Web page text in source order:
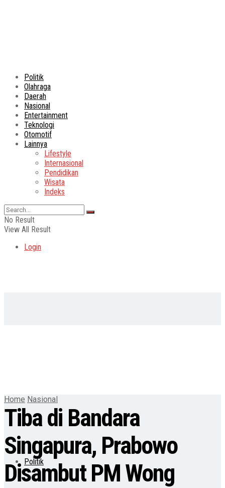
Politik
Olahraga
Daerah
Nasional
Entertainment
Teknologi
Otomotif
Lainnya
Lifestyle
Internasional
Pendidikan
Wisata
Indeks
No Result
View All Result
Login
Politik
Home Nasional
Tiba di Bandara
Singapura, Prabowo
Disambut PM Wong